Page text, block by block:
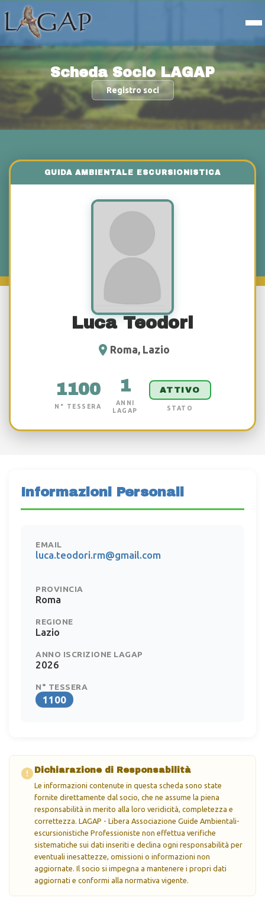
Scheda Socio LAGAP
Registro soci
Luca Teodori
Roma, Lazio
1100
N° TESSERA
1
ANNI
LAGAP
ATTIVO
STATO
Informazioni Personali
EMAIL
luca.teodori.rm@gmail.com
PROVINCIA
Roma
REGIONE
Lazio
ANNO ISCRIZIONE LAGAP
2026
N° TESSERA
1100
Dichiarazione di Responsabilità
Le informazioni contenute in questa scheda sono state
fornite direttamente dal socio, che ne assume la piena
responsabilità in merito alla loro veridicità, completezza e
correttezza. LAGAP - Libera Associazione Guide Ambientali-
escursionistiche Professioniste non effettua verifiche
sistematiche sui dati inseriti e declina ogni responsabilità per
eventuali inesattezze, omissioni o informazioni non
aggiornate. Il socio si impegna a mantenere i propri dati
aggiornati e conformi alla normativa vigente.